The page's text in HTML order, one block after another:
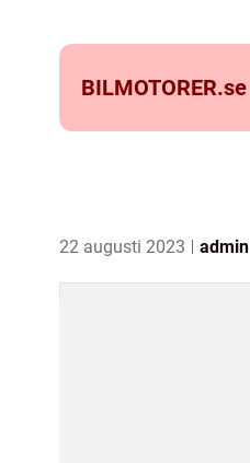
BILMOTORER.se
22 augusti 2023 admin